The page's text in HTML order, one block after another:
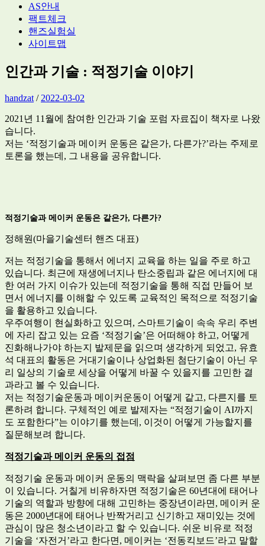
AS안내
팩트체크
핸즈실험실
사이트맵
인간과 기술 : 적정기술 이야기
handzat / 2022-03-02
2021년 11월에 참여한 인간과 기술 포럼 자료집이 책자로 나왔
습니다.
저는 ‘적정기술과 메이커 운동은 같은가, 다른가?’라는 주제로
토론을 했는데, 그 내용을 공유합니다.
적정기술과 메이커 운동은 같은가, 다른가?
정해원(마을기술센터 핸즈 대표)
저는 적정기술을 통해서 에너지 교육을 하는 일을 주로 하고
있습니다. 최근에 재생에너지나 탄소중립과 같은 에너지에 대
한 여러 가지 이슈가 있는데 적정기술을 통해 직접 만들어 보
면서 에너지를 이해할 수 있도록 교육적인 목적으로 적정기술
을 활용하고 있습니다.
우주여행이 현실화하고 있으며, 스마트기술이 속속 우리 주변
에 자리 잡고 있는 요즘 ‘적정기술’은 어떠해야 하고, 어떻게
진화해나가야 하는지 발제문을 읽으며 생각하게 되었고, 유효
석 대표의 활동은 거대기술이나 상업화된 첨단기술이 아닌 우
리 일상의 기술로 세상을 어떻게 바꿀 수 있을지를 고민한 결
과라고 볼 수 있습니다.
저는 적정기술운동과 메이커운동이 어떻게 같고, 다른지를 토
론하려 합니다. 구체적인 예로 발제자는 “적정기술이 AI까지
도 포함한다”는 이야기를 했는데, 이것이 어떻게 가능할지를
질문해보려 합니다.
적정기술과 메이커 운동의 접점
적정기술 운동과 메이커 운동의 맥락을 살펴보면 좀 다른 부분
이 있습니다. 거칠게 비유하자면 적정기술은 60년대에 태어나
기술의 역할과 방향에 대해 고민하는 중장년이라면, 메이커 운
동은 2000년대에 태어나 반짝거리고 신기하고 재미있는 것에
관심이 많은 청소년이라고 할 수 있습니다. 쉬운 비유로 적정
기술을 ‘자전거’라고 한다면, 메이커는 ‘전동킥보드’라고 말할